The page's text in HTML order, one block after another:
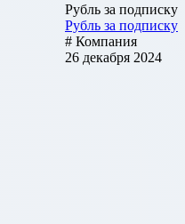
Рубль за подписку
Рубль за подписку
# Компания
26 декабря 2024